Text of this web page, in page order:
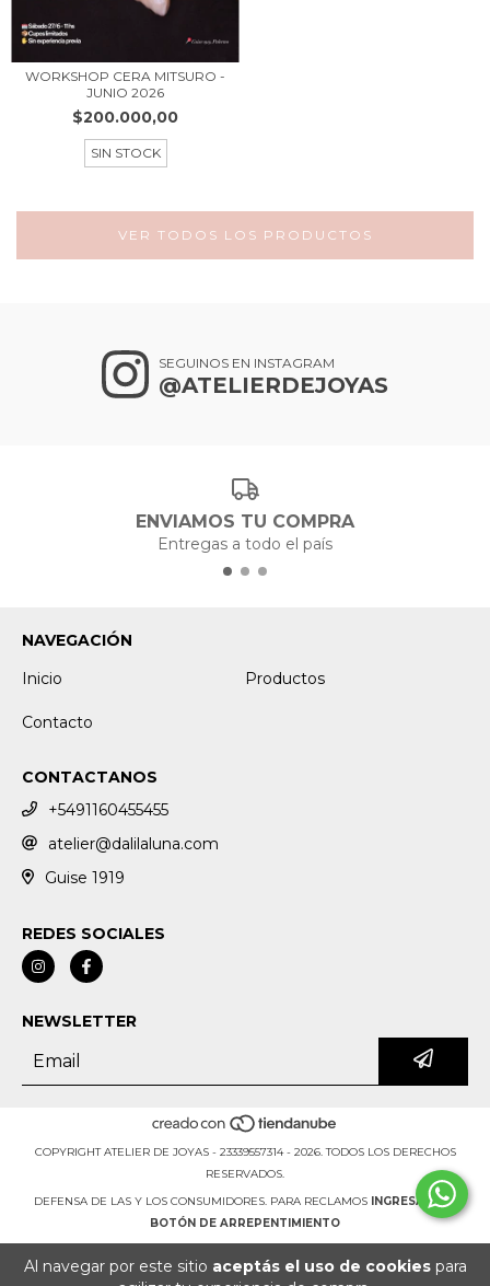
Al navegar por este sitio aceptás el uso de cookiespara
WORKSHOP CERA MITSURO -
JUNIO 2026
$200.000,00
SIN STOCK
VER TODOS LOS PRODUCTOS
SEGUINOS EN INSTAGRAM
@ATELIERDEJOYAS
ENVIAMOS TU COMPRA
Entregas a todo el país
NAVEGACIÓN
Inicio
Productos
Contacto
CONTACTANOS
+5491160455455
atelier@dalilaluna.com
Guise 1919
REDES SOCIALES
NEWSLETTER
COPYRIGHT ATELIER DE JOYAS - 23339557314 - 2026. TODOS LOS DERECHOS
RESERVADOS.
DEFENSA DE LAS Y LOS CONSUMIDORES. PARA RECLAMOS
INGRESÁ ACÁ.
BOTÓN DE ARREPENTIMIENTO